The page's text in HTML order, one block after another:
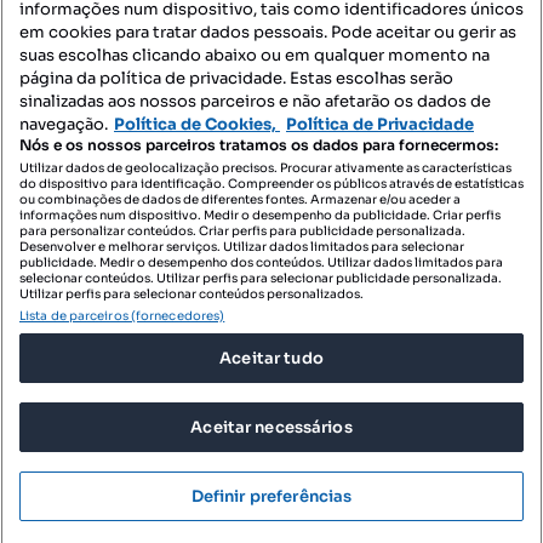
Mapa do Site
Contacte-nos
SIGA-NOS:
DESCARREGAR NA:
© 2026 Imovirtual.com, OLX Portugal, S.A.
TERMOS DE UTILIZAÇÃO
POLÍTICA DE PRIVACIDADE
CONFIGURAÇÕES DE PRIVACIDADE
informações num dispositivo, tais como identificadores únicos
em cookies para tratar dados pessoais. Pode aceitar ou gerir as
suas escolhas clicando abaixo ou em qualquer momento na
página da política de privacidade. Estas escolhas serão
sinalizadas aos nossos parceiros e não afetarão os dados de
navegação. Política de Cookies, Política de Privacidade
Nós e os nossos parceiros tratamos os dados para fornecermos:
Utilizar dados de geolocalização precisos. Procurar ativamente as características
do dispositivo para identificação. Compreender os públicos através de estatísticas
ou combinações de dados de diferentes fontes. Armazenar e/ou aceder a
informações num dispositivo. Medir o desempenho da publicidade. Criar perfis
para personalizar conteúdos. Criar perfis para publicidade personalizada.
Desenvolver e melhorar serviços. Utilizar dados limitados para selecionar
publicidade. Medir o desempenho dos conteúdos. Utilizar dados limitados para
selecionar conteúdos. Utilizar perfis para selecionar publicidade personalizada.
Utilizar perfis para selecionar conteúdos personalizados.
Lista de parceiros (fornecedores)
Aceitar tudo
Aceitar necessários
Definir preferências